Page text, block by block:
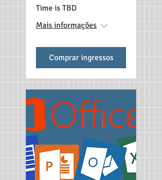
Time is TBD
Mais informações
Comprar ingressos